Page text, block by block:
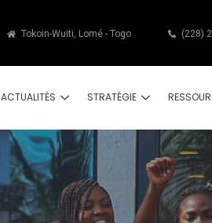
Tokoin-Wuiti, Lomé - Togo (228)
ACTUALITÉS STRATÉGIE